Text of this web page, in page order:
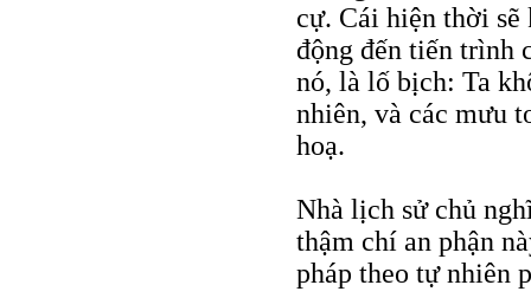
cự. Cái hiện thời sẽ
động đến tiến trình
nó, là lố bịch: Ta
nhiên, và các mưu
hoạ.
Nhà lịch sử chủ
thậm chí an phận
pháp theo tự nhiên